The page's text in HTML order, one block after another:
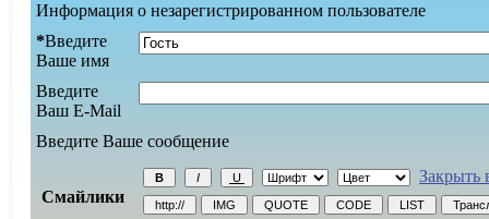
Информация о незарегистрированном пользователе
*Введите
Ваше имя
Введите
Ваш E-Mail
Введите Ваше сообщение
Смайлики
Закрыть